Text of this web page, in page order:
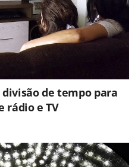
de tempo para
rádio e TV